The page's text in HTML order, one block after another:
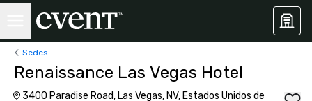
Sedes
Renaissance Las Vegas Hotel
3400 Paradise Road, Las Vegas, NV, Estados Unidos de